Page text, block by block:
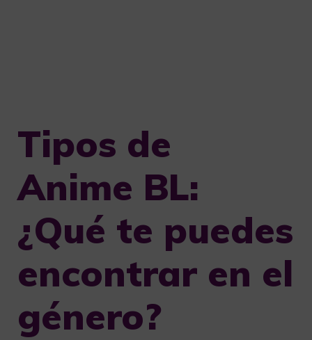
Tipos de
Anime BL:
¿Qué te puedes
encontrar en el
género?